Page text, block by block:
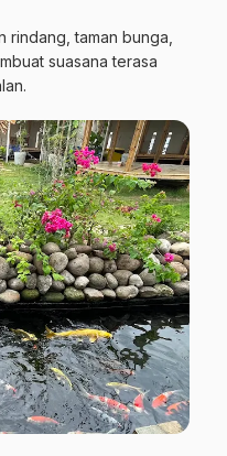
taman bunga,
suasana terasa